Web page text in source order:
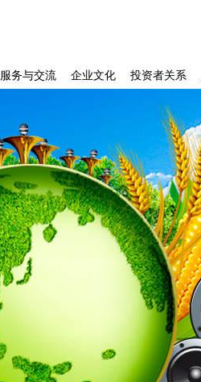
服务与交流 企业文化 投资者关系